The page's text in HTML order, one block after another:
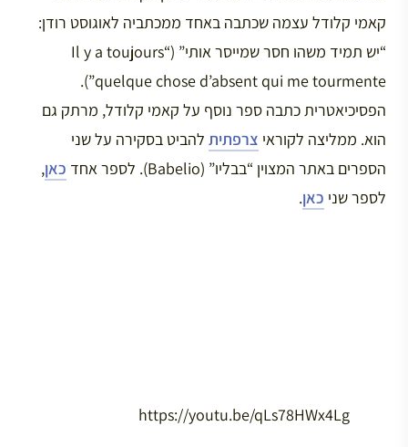
קאמי קלודל עצמה שכתבה באחד ממכתביה לאוגוסט רודן:
“יש תמיד משהו חסר שמייסר אותי” (“Il y a toujours
quelque chose d’absent qui me tourmente”).
הפסיכיאטרית כתבה ספר נוסף על קאמי קלודל, מרתק גם
הוא. ממליצה לקוראי צרפתית להביט בסקירה על שני
הספרים באתר המצוין “בבליו” (Babelio). לספר אחד
כאן,
לספר שני כאן.
https://youtu.be/qLs78HWx4Lg